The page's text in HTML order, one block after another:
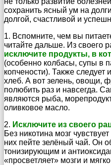
сохранить ясный ум на
долгой, счастливой и
1. Вспомните, чем вы
читайте дальше. Из своего
исключите продукты, в
(особенно колбасы, супы в
копчености). Также следует
хлеб. А вот зелень, овощи,
полюбить раз и навсегда.
являются рыба,
оливковое масло.
2. Исключите из своего
Без никотина мозг
них пейте зелёный чай. Он
тонизирующим и
«просветляет» мозги и